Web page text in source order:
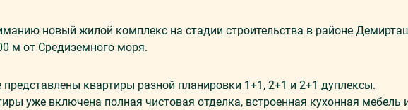
новый жилой комплекс на стадии строительства в районе
м от Средиземного моря.
квартиры разной планировки 1+1, 2+1 и 2+1 дуплексы.
уже включена полная чистовая отделка, встроенная кухонная мебель